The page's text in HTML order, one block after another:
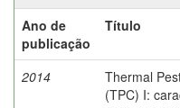
Ano de
publicação
Título
2014
Thermal
(TPC) I: